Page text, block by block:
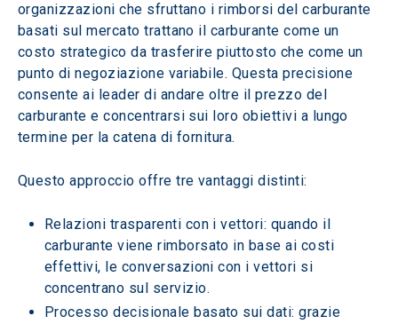
organizzazioni che sfruttano i rimborsi del carburante
basati sul mercato trattano il carburante come un
costo strategico da trasferire piuttosto che come un
punto di negoziazione variabile. Questa precisione
consente ai leader di andare oltre il prezzo del
carburante e concentrarsi sui loro obiettivi a lungo
termine per la catena di fornitura.
Questo approccio offre tre vantaggi distinti:
Relazioni trasparenti con i vettori: quando il
carburante viene rimborsato in base ai costi
effettivi, le conversazioni con i vettori si
concentrano sul servizio.
Processo decisionale basato sui dati: grazie